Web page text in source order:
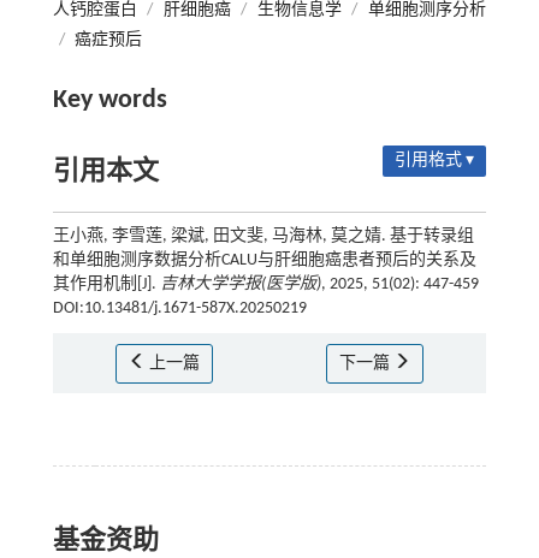
人钙腔蛋白 / 肝细胞癌 / 生物信息学 / 单细胞测序分析
/ 癌症预后
Key words
引用本文 引用格式 ▾
王小燕, 李雪莲, 梁斌, 田文斐, 马海林, 莫之婧. 基于转录组
和单细胞测序数据分析CALU与肝细胞癌患者预后的关系及
其作用机制[J]. 吉林大学学报(医学版), 2025, 51(02): 447-459
DOI:10.13481/j.1671-587X.20250219
上一篇 下一篇
基金资助